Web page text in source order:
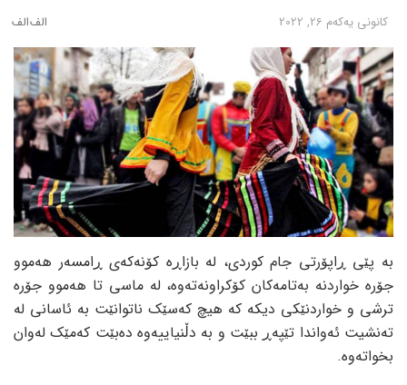
كانونی یه‌كه‌م 26, 2022
بە پێی ڕاپۆرتی جام کوردی، لە بازاڕە کۆنەکەی ڕامسەر هەموو
جۆرە خواردنە بەتامەکان کۆکراونەتەوە، لە ماسی تا هەموو جۆرە
ترشی و خواردنێکی دیکە کە هیچ کەسێک ناتوانێت بە ئاسانی لە
تەنشیت ئەواندا تێپەڕ ببێت و بە دڵنیاییەوە دەبێت کەمێک لەوان
بخواتەوە.